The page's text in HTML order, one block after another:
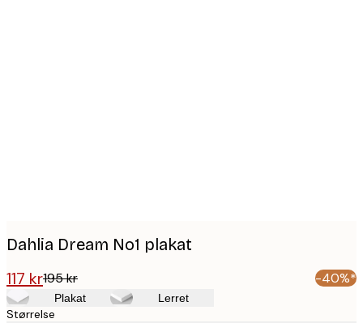
Dahlia Dream No1 plakat
117 kr195 kr -40%*
Plakat Lerret
Størrelse